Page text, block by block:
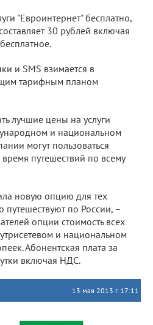
"Евроинтернет" бесплатно,
30 рублей включая
и SMS взимается в
тарифным планом
лучшие цены на услуги
и национальном
могут пользоваться
путешествий по всему
новую опцию для тех
путешествуют по России, –
опции стоимость всех
и национальном
Абонентская плата за
включая НДС.
13 мая 2013 г. 17:11